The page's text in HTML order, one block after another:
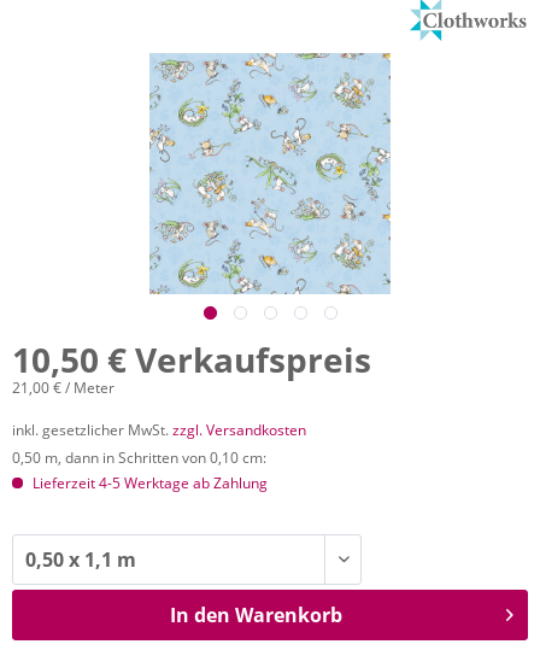
10,50 € Verkaufspreis
21,00 € / Meter
inkl. gesetzlicher MwSt.zzgl. Versandkosten
0,50 m, dann in Schritten von 0,10 cm:
Lieferzeit 4-5 Werktage ab Zahlung
In den Warenkorb